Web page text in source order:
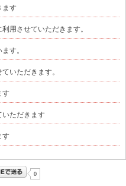
ます
用させていただきます。
す。
いただきます。
す
いただきます
す
0